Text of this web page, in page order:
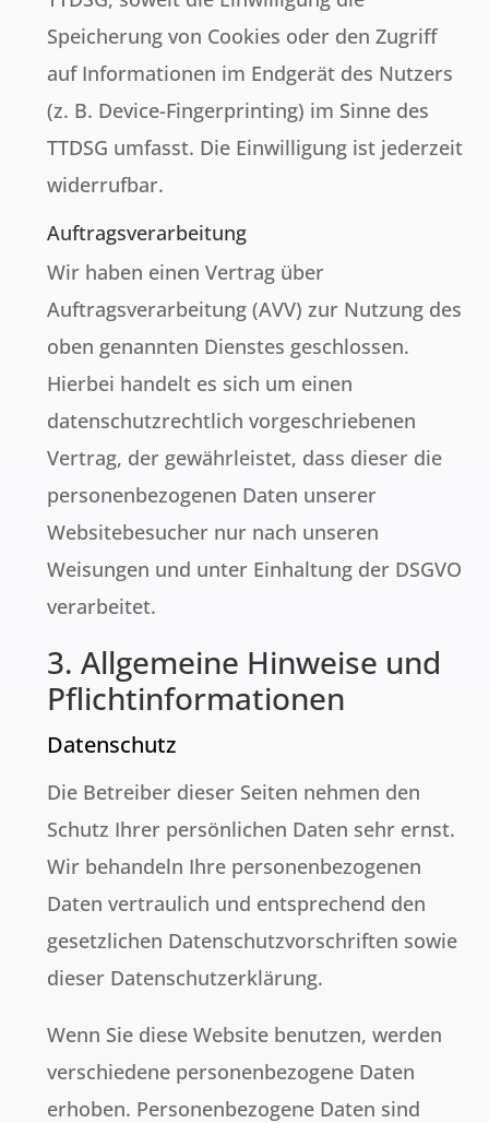
Speicherung von Cookies oder den Zugriff
auf Informationen im Endgerät des Nutzers
(z. B. Device-Fingerprinting) im Sinne des
TTDSG umfasst. Die Einwilligung ist jederzeit
widerrufbar.
Auftragsverarbeitung
Wir haben einen Vertrag über
Auftragsverarbeitung (AVV) zur Nutzung des
oben genannten Dienstes geschlossen.
Hierbei handelt es sich um einen
datenschutzrechtlich vorgeschriebenen
Vertrag, der gewährleistet, dass dieser die
personenbezogenen Daten unserer
Websitebesucher nur nach unseren
Weisungen und unter Einhaltung der DSGVO
verarbeitet.
3. Allgemeine Hinweise und
Pflicht­informationen
Datenschutz
Die Betreiber dieser Seiten nehmen den
Schutz Ihrer persönlichen Daten sehr ernst.
Wir behandeln Ihre personenbezogenen
Daten vertraulich und entsprechend den
gesetzlichen Datenschutzvorschriften sowie
dieser Datenschutzerklärung.
Wenn Sie diese Website benutzen, werden
verschiedene personenbezogene Daten
erhoben. Personenbezogene Daten sind